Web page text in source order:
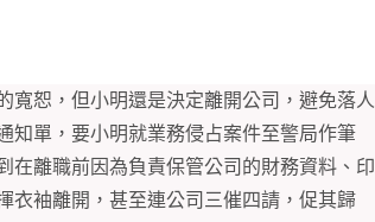
寬恕，但小明還是決定離開公司，避免落人
知單，要小明就業務侵占案件至警局作筆
在離職前因為負責保管公司的財務資料、印
衣袖離開，甚至連公司三催四請，促其歸